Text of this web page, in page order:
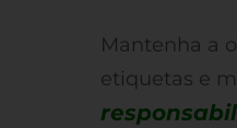
Mantenha a
etiquetas e